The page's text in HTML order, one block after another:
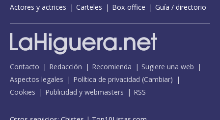
Actores y actrices
Carteles Box-office Guía / directorio
Contacto Redacción Recomienda
Sugiere una web
Aspectos legales
Política de privacidad (Cambiar)
Cookies
Publicidad y webmasters RSS